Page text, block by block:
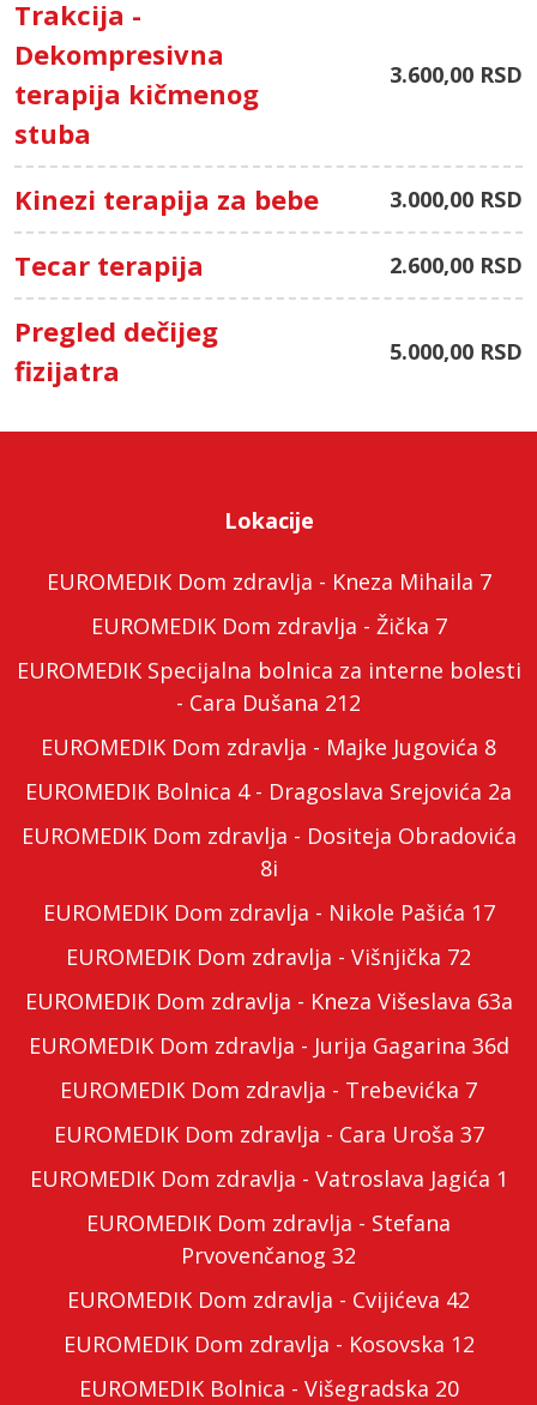
Trakcija -
Dekompresivna
terapija kičmenog
stuba
3.600,00 RSD
Kinezi terapija za bebe 3.000,00 RSD
Tecar terapija 2.600,00 RSD
Pregled dečijeg
fizijatra
5.000,00 RSD
Lokacije
EUROMEDIK Dom zdravlja - Kneza Mihaila 7
EUROMEDIK Dom zdravlja - Žička 7
EUROMEDIK Specijalna bolnica za interne bolesti
- Cara Dušana 212
EUROMEDIK Dom zdravlja - Majke Jugovića 8
EUROMEDIK Bolnica 4 - Dragoslava Srejovića 2a
EUROMEDIK Dom zdravlja - Dositeja Obradovića
8i
EUROMEDIK Dom zdravlja - Nikole Pašića 17
EUROMEDIK Dom zdravlja - Višnjička 72
EUROMEDIK Dom zdravlja - Kneza Višeslava 63a
EUROMEDIK Dom zdravlja - Jurija Gagarina 36d
EUROMEDIK Dom zdravlja - Trebevićka 7
EUROMEDIK Dom zdravlja - Cara Uroša 37
EUROMEDIK Dom zdravlja - Vatroslava Jagića 1
EUROMEDIK Dom zdravlja - Stefana
Prvovenčanog 32
EUROMEDIK Dom zdravlja - Cvijićeva 42
EUROMEDIK Dom zdravlja - Kosovska 12
EUROMEDIK Bolnica - Višegradska 20